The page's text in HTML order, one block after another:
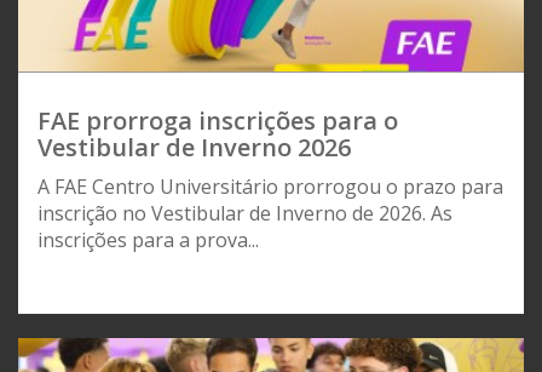
FAE prorroga inscrições para o
Vestibular de Inverno 2026
A FAE Centro Universitário prorrogou o prazo para
inscrição no Vestibular de Inverno de 2026. As
inscrições para a prova...